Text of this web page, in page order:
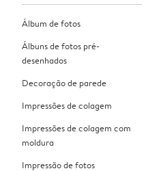
Álbum de fotos
Álbuns de fotos pré-
desenhados
Decoração de parede
Impressões de colagem
Impressões de colagem com
moldura
Impressão de fotos